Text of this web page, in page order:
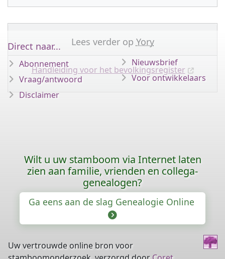
Lees verder op Yory
Handleiding voor het bevolkingsregister
Direct naar...
Abonnement
Vraag/antwoord
Disclaimer
Nieuwsbrief
Voor ontwikkelaars
Wilt u uw stamboom via Internet laten
zien aan familie, vrienden en collega-
genealogen?
Ga eens aan de slag Genealogie Online
Uw vertrouwde online bron voor